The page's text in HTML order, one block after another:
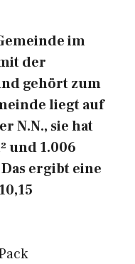
im
der
gehört zum
liegt auf
N.N., sie hat
und 1.006
ergibt eine